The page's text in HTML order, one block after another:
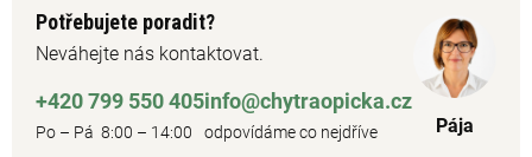
Potřebujete poradit?
Neváhejte nás kontaktovat.
+420 799 550 405
Po – Pá 8:00 – 14:00
info@chytraopicka.cz
odpovídáme co nejdříve Pája